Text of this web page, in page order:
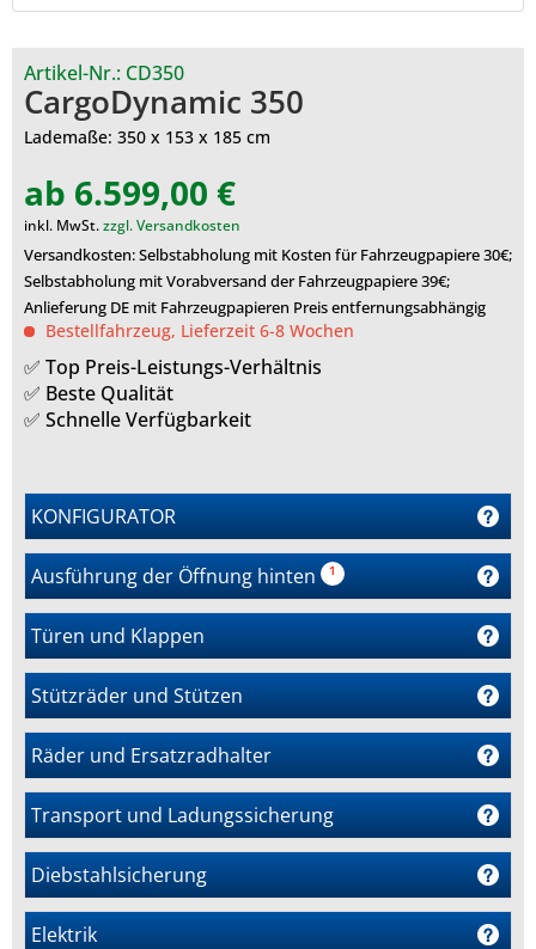
Artikel-Nr.: CD350
CargoDynamic 350
Lademaße: 350 x 153 x 185 cm
ab 6.599,00 €
inkl. MwSt.zzgl. Versandkosten
Versandkosten: Selbstabholung mit Kosten für Fahrzeugpapiere 30€;
Selbstabholung mit Vorabversand der Fahrzeugpapiere 39€;
Anlieferung DE mit Fahrzeugpapieren Preis entfernungsabhängig
Bestellfahrzeug, Lieferzeit 6-8 Wochen
✅ Top Preis-Leistungs-Verhältnis
✅ Beste Qualität
✅ Schnelle Verfügbarkeit
KONFIGURATOR
Ausführung der Öffnung hinten ¹
Türen und Klappen
Stützräder und Stützen
Räder und Ersatzradhalter
Transport und Ladungssicherung
Diebstahlsicherung
Elektrik